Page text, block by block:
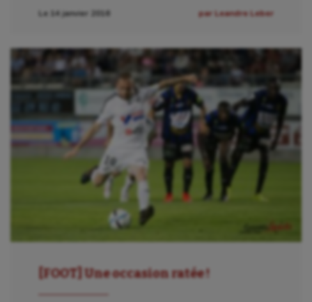
Le 14 janvier 2016 par Leandre Leber
[FOOT] Une occasion ratée !